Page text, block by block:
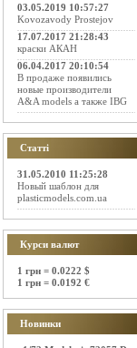
03.05.2019 10:57:27
Kovozavody Prostejov
17.07.2017 21:28:43
краски АКАН
06.04.2017 20:10:54
В продаже появились
новые производители
A&A models а также IBG
Статті
31.05.2010 11:25:28
Новый шаблон для
plasticmodels.com.ua
Курси валют
1 грн = 0.0222 $
1 грн = 0.0192 €
Новинки